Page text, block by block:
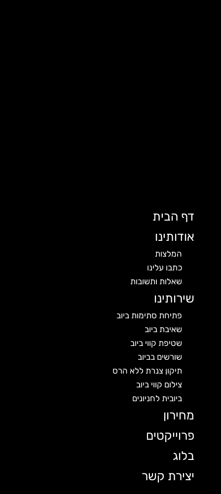
דף הבית
אודותינו
המלצות
כתבו עלינו
שאלות ותשובות
שירותינו
פתיחת סתימות ביוב
שאיבת ביוב
שטיפת קווי ביוב
שורשים בביוב
תיקון צנרת ללא הרס
צילום קווי ביוב
ביובית לחניונים
מחירון
פרוייקטים
בלוג
יצירת קשר